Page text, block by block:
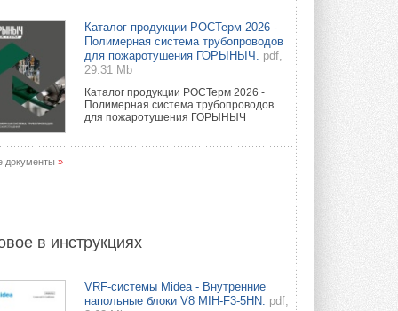
Каталог продукции РОСТерм 2026 -
Полимерная система трубопроводов
для пожаротушения ГОРЫНЫЧ.
pdf,
29.31 Mb
Каталог продукции РОСТерм 2026 -
Полимерная система трубопроводов
для пожаротушения ГОРЫНЫЧ
документы »
в инструкциях
VRF-системы Midea - Внутренние
напольные блоки V8 MIH-F3-5HN. pdf,